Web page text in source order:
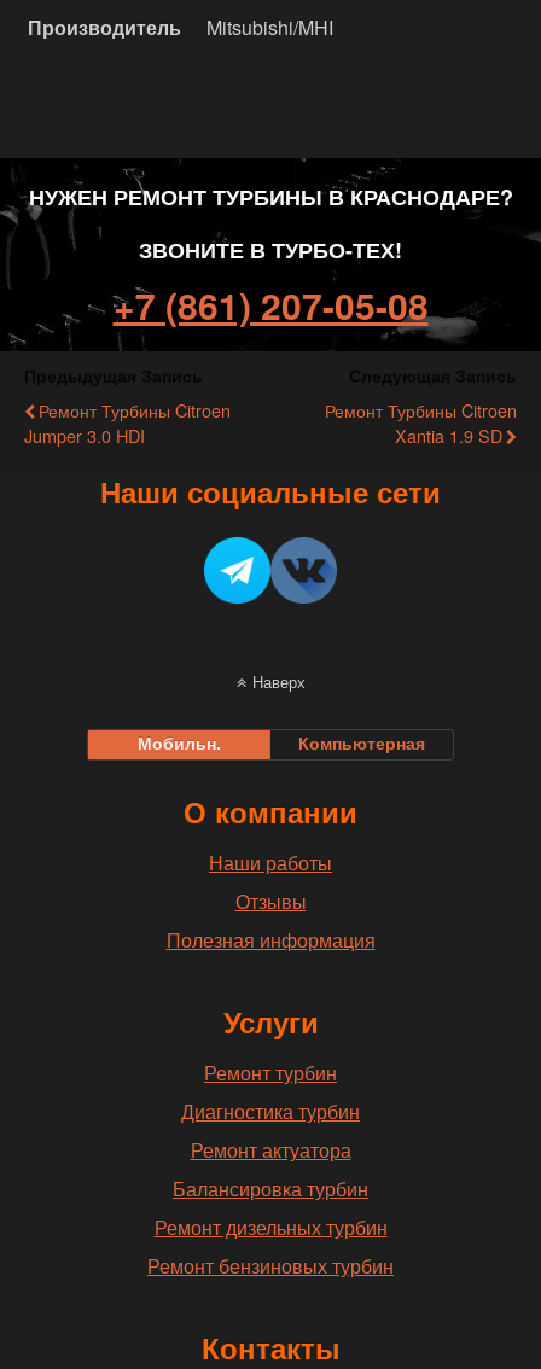
Производитель Mitsubishi/MHI
НУЖЕН РЕМОНТ ТУРБИНЫ В КРАСНОДАРЕ?
ЗВОНИТЕ В ТУРБО-ТЕХ!
+7 (861) 207-05-08
Ремонт Турбины Citroen
Jumper 3.0 HDI
Ремонт Турбины Citroen
Xantia 1.9 SD
Наши социальные сети
Наверх
Мобильн. Компьютерная
О компании
Наши работы
Отзывы
Полезная информация
Услуги
Ремонт турбин
Диагностика турбин
Ремонт актуатора
Балансировка турбин
Ремонт дизельных турбин
Ремонт бензиновых турбин
Контакты